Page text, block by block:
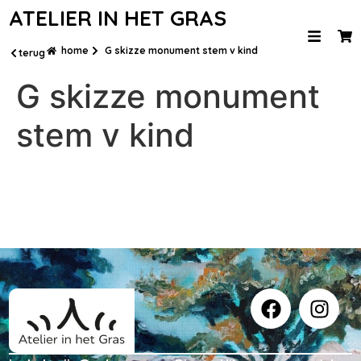
ATELIER IN HET GRAS
terug home G skizze monument stem v kind
G skizze monument
stem v kind